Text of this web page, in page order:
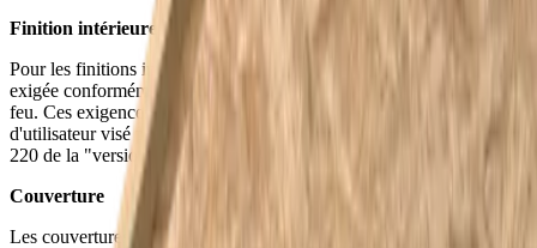
Finition intérieure
Pour les finitions intérieures, une classe de réaction au feu peut être
exigée conformément à la classification européenne de réaction au
feu. Ces exigences dépendent du type de bâtiment et du type
d'utilisateur visé par l'arrêté royal du 7 juillet 1994 (voir pages 219 et
220 de la "version coordonnée au 7 décembre 2016").
Couverture
Les couvertures de toit relèvent également de la classification